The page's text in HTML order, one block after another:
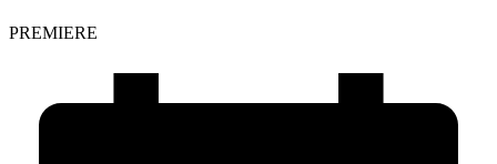
PREMIERE